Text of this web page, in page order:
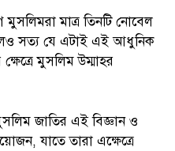
মাত্র তিনটি নোবেল
সত্য যে এটাই এই আধুনিক
মুসলিম উম্মাহর
জাতির এই বিজ্ঞান ও
যাতে তারা এক্ষেত্রে